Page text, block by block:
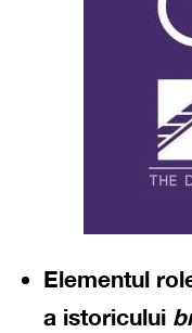
Elementul
a istoricului